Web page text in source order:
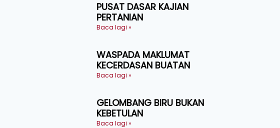
PUSAT DASAR KAJIAN
PERTANIAN
Baca lagi »
WASPADA MAKLUMAT
KECERDASAN BUATAN
Baca lagi »
GELOMBANG BIRU BUKAN
KEBETULAN
Baca lagi »